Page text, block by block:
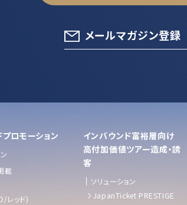
メールマガジン登録
ロモーション
載
レッド)
インバウンド富裕層向け
⾼付加価値ツアー造成・誘
客
ソリューション
JapanTicket PRESTIGE